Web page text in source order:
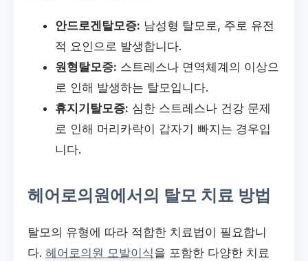
안드로겐탈모증: 남성형 탈모로, 주로 유전
적 요인으로 발생합니다.
원형탈모증: 스트레스나 면역체계의 이상으
로 인해 발생하는 탈모입니다.
휴지기탈모증: 심한 스트레스나 건강 문제
로 인해 머리카락이 갑자기 빠지는 경우입
니다.
헤어로의원에서의 탈모 치료 방법
탈모의 유형에 따라 적합한 치료법이 필요합니
다. 헤어로의원 모발이식을 포함한 다양한 치료